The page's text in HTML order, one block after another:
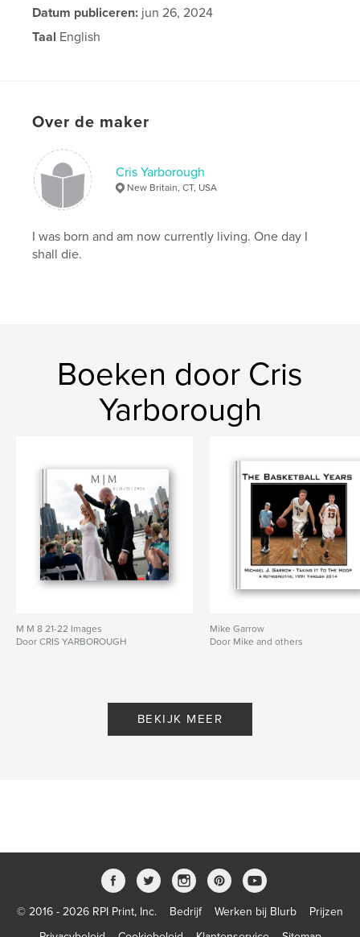
Datum publiceren: jun 26, 2024
Taal English
Over de maker
Cris Yarborough
New Britain, CT, USA
I was born and am now currently living. One day I
shall die.
Boeken door Cris
Yarborough
M M 8 21-22 Images
Door CRIS YARBOROUGH
Mike Garrow
Door Mike and others
BEKIJK MEER
© 2016 - 2026 RPI Print, Inc. Bedrijf Werken bij Blurb
Prijzen